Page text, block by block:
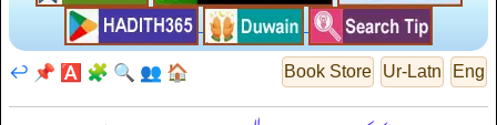
Eng
Ur-Latn
Book Store
🏠
👥
🔍
🧩
🅰️
📌
↩️